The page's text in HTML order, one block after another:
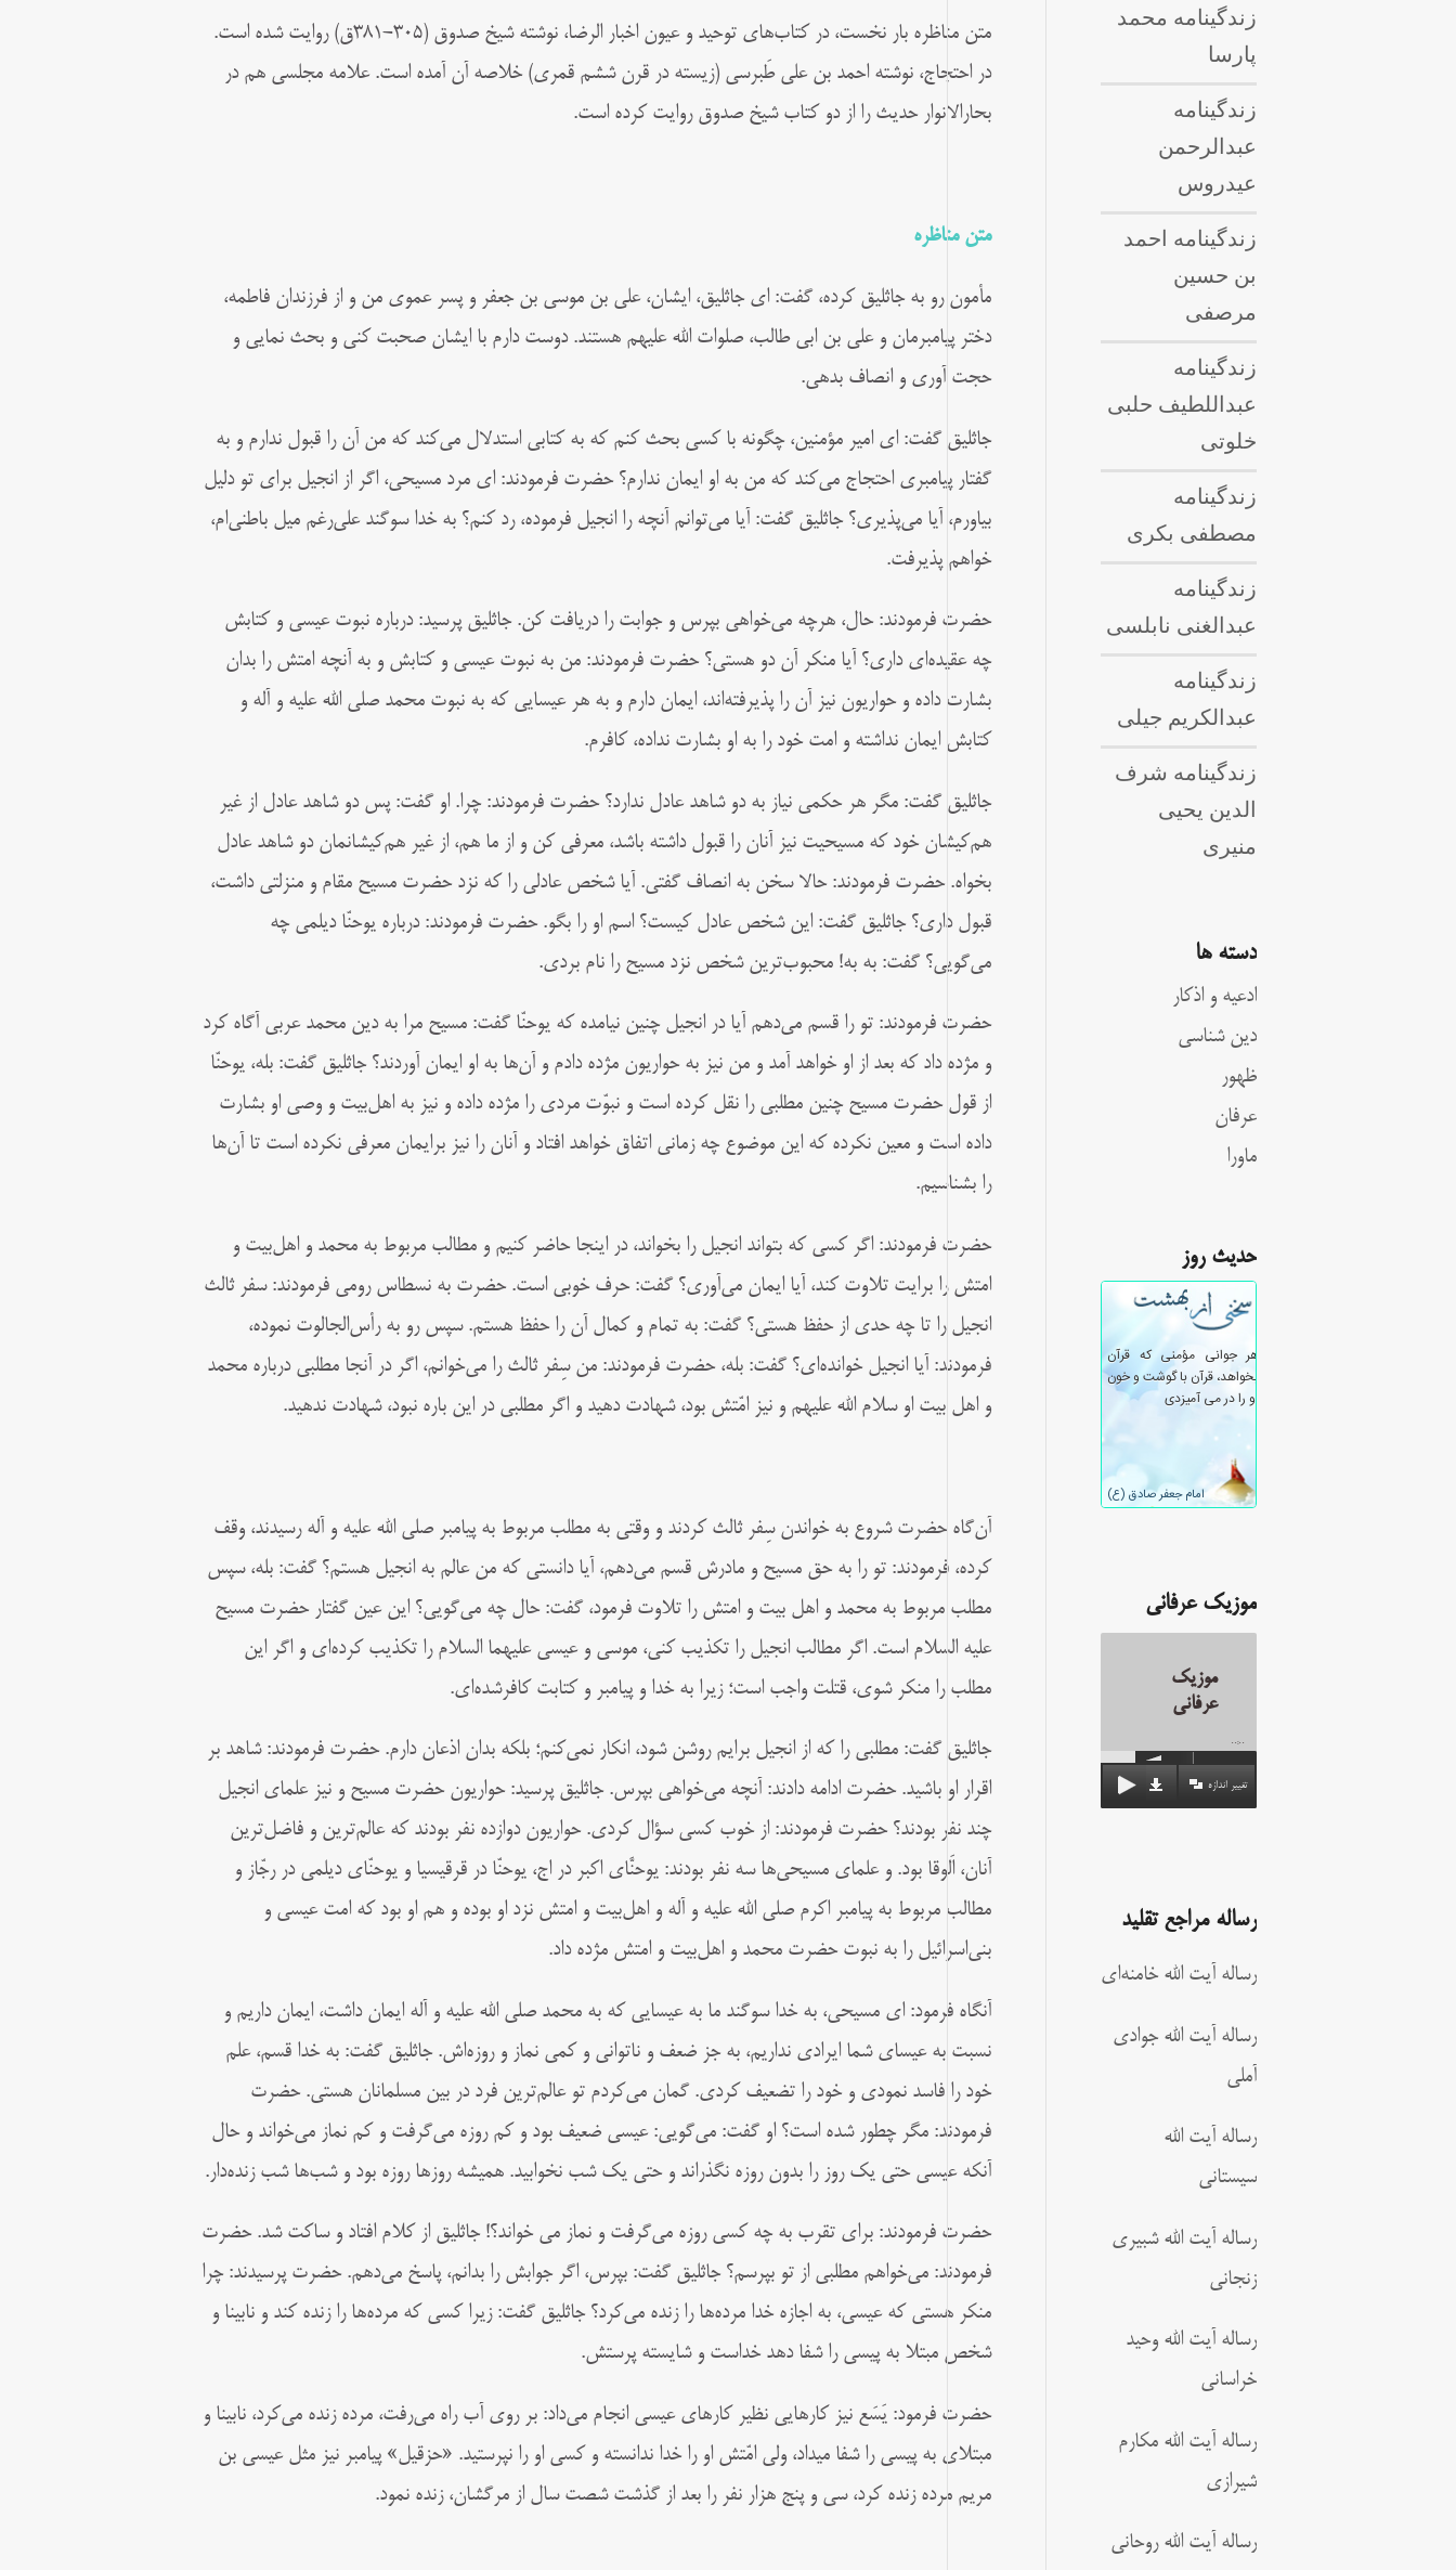
متن مناظره بار نخست، در کتاب‌های توحید و عیون اخبار الرضا، نوشته شیخ صدوق (۳۰۵-۳۸۱ق) روایت شده است.
در احتجاج، نوشته احمد بن علی طَبرسی (زیسته در قرن ششم قمری) خلاصه آن آمده است. علامه مجلسی هم در
بحارالانوار حدیث را از دو کتاب شیخ صدوق روایت کرده است.
متن مناظره
مأمون رو به جاثلیق کرده، گفت: اى جاثلیق، ایشان، على بن موسى بن جعفر و پسر عموى من و از فرزندان فاطمه،
دختر پیامبرمان و على بن ابى طالب، صلوات‌ الله علیهم هستند. دوست دارم با ایشان صحبت کنى و بحث نمایى و
حجت آورى و انصاف بدهى.
جاثلیق گفت: اى امیر مؤمنین، چگونه با کسى بحث کنم که به کتابى استدلال می‌کند که من آن را قبول ندارم و به
گفتار پیامبرى احتجاج می‌کند که من به او ایمان ندارم؟ حضرت فرمودند: اى مرد مسیحى، اگر از انجیل براى تو دلیل
بیاورم، آیا می‌پذیرى؟ جاثلیق گفت: آیا می‌توانم آنچه را انجیل فرموده، رد کنم؟ به خدا سوگند على‌رغم میل باطنی‌ام،
خواهم پذیرفت.
حضرت فرمودند: حال، هرچه می‌خواهى بپرس و جوابت را دریافت کن. جاثلیق پرسید: درباره نبوت عیسى و کتابش
چه عقیده‌‏اى دارى؟ آیا منکر آن دو هستى؟ حضرت فرمودند: من به نبوت عیسى و کتابش و به آنچه امتش را بدان
بشارت داده و حواریون نیز آن را پذیرفته‌‏اند، ایمان دارم و به هر عیسایى که به نبوت محمد صلى الله علیه و آله و
کتابش ایمان نداشته و امت خود را به او بشارت نداده، کافرم.
جاثلیق گفت: مگر هر حکمى نیاز به دو شاهد عادل ندارد؟ حضرت فرمودند: چرا. او گفت: پس دو شاهد عادل از غیر
هم‌کیشان خود که‏ مسیحیت نیز آنان را قبول داشته باشد، معرفى کن و از ما هم، از غیر هم‌کیشانمان دو شاهد عادل
بخواه. حضرت فرمودند: حالا سخن به انصاف گفتى. آیا شخص عادلى را که نزد حضرت مسیح مقام و منزلتى داشت،
قبول دارى؟ جاثلیق گفت: این شخص عادل کیست؟ اسم او را بگو. حضرت فرمودند: درباره یوحنّا دیلمی چه
می‌گویى؟ گفت: به‌ به! محبوب‌ترین شخص نزد مسیح را نام بردى.
حضرت فرمودند: تو را قسم می‌دهم آیا در انجیل چنین نیامده که یوحنّا گفت: مسیح مرا به دین محمد عربى آگاه کرد
و مژده داد که بعد از او خواهد آمد و من نیز به حواریون مژده دادم و آن‌ها به او ایمان آوردند؟ جاثلیق گفت: بله، یوحنّا
از قول حضرت مسیح چنین مطلبى را نقل کرده است و نبوّت مردى را مژده داده و نیز به اهل‌بیت و وصى او بشارت
داده است و معین نکرده که این موضوع چه زمانى اتفاق خواهد افتاد و آنان را نیز برایمان معرفى نکرده است تا آن‌ها
را بشناسیم.
حضرت فرمودند: اگر کسى که بتواند انجیل را بخواند، در اینجا حاضر کنیم و مطالب مربوط به محمد و اهل‌بیت و
امتش را برایت تلاوت کند، آیا ایمان می‌آورى؟ گفت: حرف خوبى است. حضرت به نسطاس رومى فرمودند: سفر ثالث‏
انجیل را تا چه حدى از حفظ هستى؟ گفت: به تمام و کمال آن را حفظ هستم. سپس رو به رأس‌الجالوت نموده،
فرمودند: آیا انجیل خوانده‌‏اى؟ گفت: بله، حضرت فرمودند: من سِفر ثالث را می‌خوانم، اگر در آنجا مطلبى درباره محمد
و اهل‌ بیت او سلام‌ الله علیهم و نیز امّتش بود، شهادت دهید و اگر مطلبى در این باره نبود، شهادت ندهید.
آن‌گاه حضرت شروع به خواندن سِفر ثالث کردند و وقتى به مطلب مربوط به پیامبر صلى الله علیه و آله رسیدند، وقف
کرده، فرمودند: تو را به حق مسیح و مادرش قسم می‌دهم، آیا دانستى که من عالم به انجیل هستم؟ گفت: بله، سپس
مطلب مربوط به محمد و اهل بیت و امتش را تلاوت فرمود، گفت: حال چه می‌گویى؟ این عین گفتار حضرت مسیح
علیه‌ السلام است. اگر مطالب انجیل را تکذیب کنى، موسى و عیسى علیهما السلام را تکذیب کرده‌‏اى و اگر این
مطلب را منکر شوى، قتلت‏ واجب است؛ زیرا به خدا و پیامبر و کتابت کافرشده‌‏اى.
جاثلیق گفت: مطلبى را که از انجیل برایم روشن شود، انکار نمی‌کنم؛ بلکه بدان اذعان دارم. حضرت فرمودند: شاهد بر
اقرار او باشید. حضرت ادامه دادند: آنچه می‌خواهى بپرس. جاثلیق پرسید: حواریون حضرت مسیح و نیز علمای انجیل
چند نفر بودند؟ حضرت فرمودند: از خوب کسى سؤال کردى. حواریون دوازده نفر بودند که عالم‌ترین و فاضل‌ترین
آنان، اَلوقا بود. و علماى مسیحی‌ها سه نفر بودند: یوحنّاى اکبر در اَج، یوحنّا در قرقیسیا و یوحنّای دیلمى در رجّاز و
مطالب مربوط به پیامبر اکرم صلى الله علیه و آله و اهل‌بیت و امتش نزد او بوده و هم او بود که امت عیسى و
بنى‌اسرائیل را به نبوت حضرت محمد و اهل‌بیت و امتش مژده داد.
آنگاه فرمود: اى مسیحى، به خدا سوگند ما به عیسایى که به محمد صلى الله علیه و آله ایمان داشت، ایمان داریم و
نسبت به عیسای شما ایرادى نداریم،‏ به‌ جز ضعف و ناتوانى و کمى نماز و روزه‌‏اش. جاثلیق گفت: به خدا قسم، علم
خود را فاسد نمودى و خود را تضعیف کردى. گمان می‌کردم تو عالم‌ترین فرد در بین مسلمانان هستى. حضرت
فرمودند: مگر چطور شده است؟ او گفت: می‌گویى: عیسى ضعیف بود و کم روزه می‌گرفت و کم نماز می‌خواند و حال
آنکه عیسى حتى یک روز را بدون روزه نگذراند و حتى یک شب نخوابید. همیشه روزها روزه بود و شب‌ها شب‌ زنده‌‏دار.
حضرت فرمودند: براى تقرب به چه کسى روزه می‌گرفت و نماز مى خواند؟! جاثلیق از کلام افتاد و ساکت شد. حضرت
فرمودند: می‌خواهم مطلبى از تو بپرسم؟ جاثلیق گفت: بپرس، اگر جوابش را بدانم، پاسخ می‌دهم. حضرت پرسیدند: چرا
منکر هستى که عیسى، به اجازه خدا مرده‌‏ها را زنده می‌کرد؟ جاثلیق گفت: زیرا کسى که مرده‌‏ها را زنده کند و نابینا و
شخص مبتلا به پیسى را شفا دهد خداست و شایسته پرستش.
حضرت فرمود: یَسَع نیز کارهایى نظیر کارهاى عیسى انجام می‌داد: بر روى آب راه می‌رفت، مرده زنده می‌کرد، نابینا و
مبتلاى به پیسى را شفا میداد، ولى امّتش او را خدا ندانسته و کسى او را نپرستید. «حزقیل» پیامبر نیز مثل عیسى بن
مریم مرده زنده کرد، سى و پنج هزار نفر را بعد از گذشت شصت سال از مرگشان، زنده نمود.
زندگینامه محمد
پارسا
زندگینامه
عبدالرحمن
عیدروس
زندگینامه احمد
بن حسین
مرصفی
زندگینامه
عبداللطيف حلبى
خلوتی
زندگینامه
مصطفی بکری
زندگینامه
عبدالغنی نابلسی
زندگینامه
عبدالکریم جیلی
زندگینامه شرف
الدین یحیی
منیری
دسته ها
ادعیه و اذکار
دین شناسی
ظهور
عرفان
ماورا
حدیث روز
موزیک عرفانی
موزیک
عرفانی
00:00
تغییر اندازه
رساله مراجع تقلید
رساله آیت الله خامنه‌ای
رساله آیت الله جوادی
آملی
رساله آیت الله
سیستانی
رساله آیت الله شبیری
زنجانی
رساله آیت الله وحید
خراسانی
رساله آیت الله مکارم
شیرازی
رساله آیت الله روحانی